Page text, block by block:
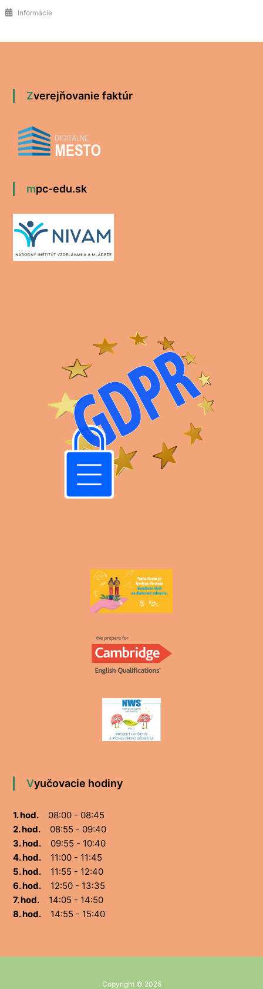
Informácie
Zverejňovanie faktúr
mpc-edu.sk
Vyučovacie hodiny
1. hod.08:00 - 08:45
2. hod.08:55 - 09:40
3. hod.09:55 - 10:40
4. hod.11:00 - 11:45
5. hod.11:55 - 12:40
6. hod.12:50 - 13:35
7. hod.14:05 - 14:50
8. hod.14:55 - 15:40
Copyright © 2026